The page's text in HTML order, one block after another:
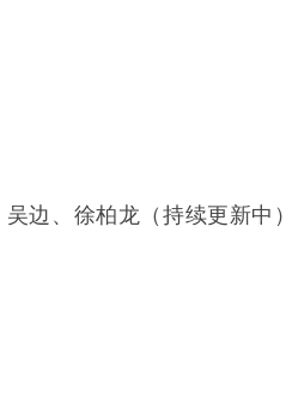
边、徐柏龙（持续更新中）